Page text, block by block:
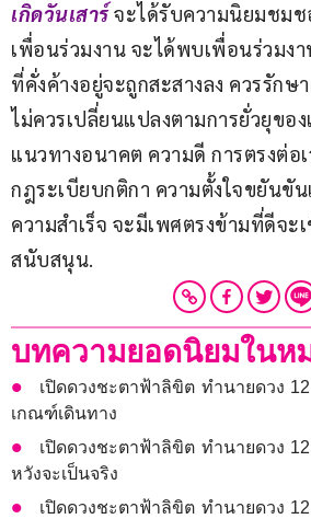
เกิดวันเสาร์จะได้รับความนิยมชม
เพื่อนร่วมงาน จะได้พบเพื่อนร่วมงา
ที่คั่งค้างอยู่จะถูกสะสางลง ควรรักษา
ไม่ควรเปลี่ยนแปลงตามการยั่วยุขอ
แนวทางอนาคต ความดี การตรงต่อ
กฎระเบียบกติกา ความตั้งใจขยันขั
ความสำเร็จ จะมีเพศตรงข้ามที่ดีจะ
สนับสนุน.
บทความยอดนิยมในห
เปิดดวงชะตาฟ้าลิขิต ทำนายดวง
เกณฑ์เดินทาง
เปิดดวงชะตาฟ้าลิขิต ทำนายดวง
หวังจะเป็นจริง
เปิดดวงชะตาฟ้าลิขิต ทำนายดวง